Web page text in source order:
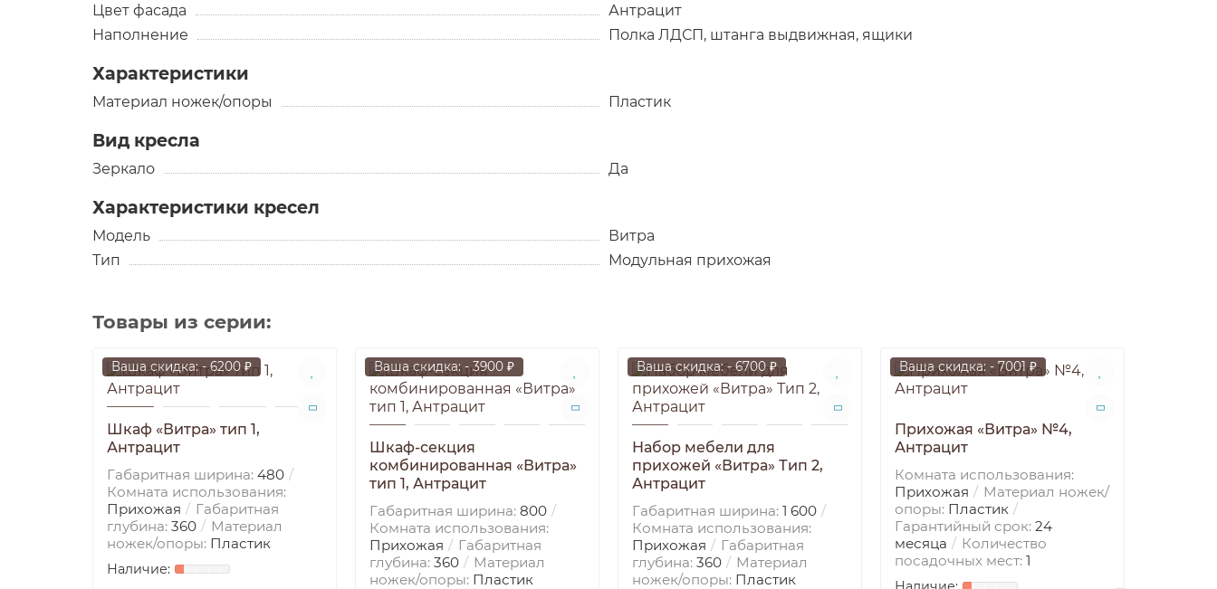
Цвет фасада
Антрацит
Наполнение
Полка ЛДСП, штанга выдвижная, ящики
Характеристики
Материал ножек/опоры Пластик
Вид кресла
Зеркало Да
Характеристики кресел
Модель
Витра
Тип
Модульная прихожая
Товары из серии:
Ваша скидка: - 6200 ₽
Шкаф «Витра» тип 1,
Антрацит
Габаритная ширина: 480
Комната использования:
Прихожая
Габаритная
глубина: 360
Материал
ножек/опоры: Пластик
Ваша скидка: - 3900 ₽
Шкаф-секция
комбинированная «Витра»
тип 1, Антрацит
Габаритная ширина: 800
Комната использования:
Прихожая
Габаритная
глубина: 360
Материал
ножек/опоры: Пластик
Ваша скидка: - 6700 ₽
Набор мебели для
прихожей «Витра» Тип 2,
Антрацит
Габаритная ширина: 1 600
Комната использования:
Прихожая
Габаритная
глубина: 360
Материал
ножек/опоры: Пластик
Ваша скидка: - 7001 ₽
Прихожая «Витра» №4,
Антрацит
Комната использования:
Прихожая
Материал ножек/
опоры: Пластик
Гарантийный срок: 24
месяца
Количество
посадочных мест: 1